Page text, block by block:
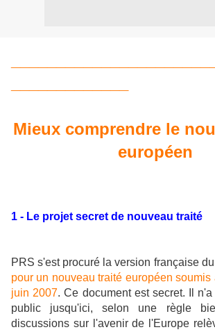
Mieux comprendre le
européen
1 - Le projet secret de nouveau traité
PRS s'est procuré la version française du
pour un nouveau traité européen soumis
juin 2007. Ce document est secret. Il
public jusqu'ici, selon une règle
discussions sur l'avenir de l'Europe